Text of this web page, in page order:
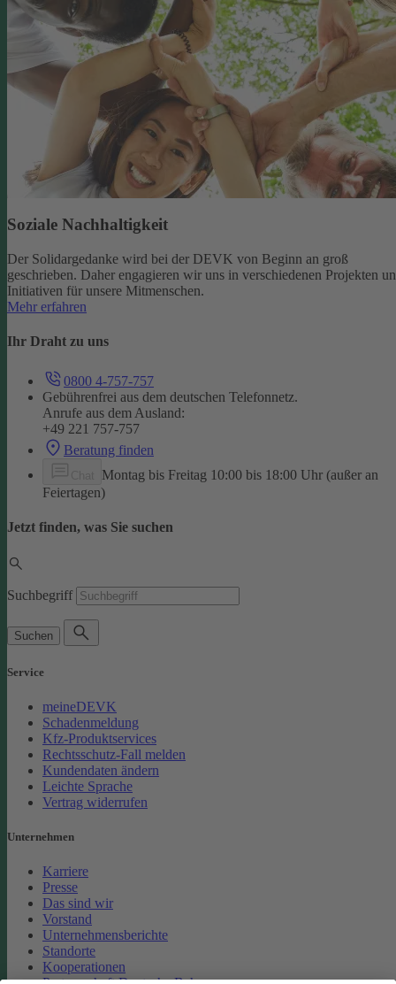
Soziale Nachhaltigkeit
Der Solidargedanke wird bei der DEVK von Beginn an groß
geschrieben. Daher engagieren wir uns in verschiedenen Projekten
Initiativen für unsere Mitmenschen.
Mehr erfahren
Ihr Draht zu uns
0800 4-757-757
Gebührenfrei aus dem deutschen Telefonnetz.
Anrufe aus dem Ausland:
+49 221 757-757
Beratung finden
Montag bis Freitag 10:00 bis 18:00 Uhr (außer an
Feiertagen)
Jetzt finden, was Sie suchen
Suchbegriff
Suchen
Service
meineDEVK
Schadenmeldung
Kfz-Produktservices
Rechtsschutz-Fall melden
Kundendaten ändern
Leichte Sprache
Vertrag widerrufen
Unternehmen
Karriere
Presse
Das sind wir
Vorstand
Unternehmensberichte
Standorte
Kooperationen